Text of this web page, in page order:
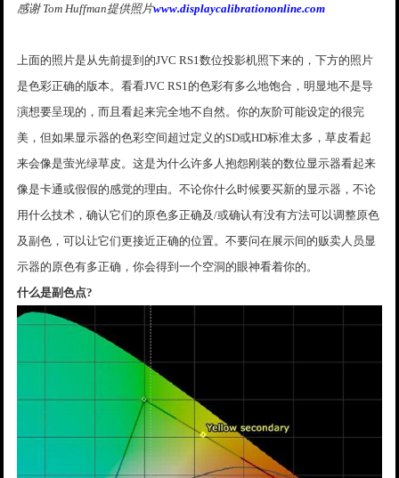
感谢 Tom Huffman提供照片www.displaycalibrationonline.com
上面的照片是从先前提到的JVC RS1数位投影机照下来的，下方的照片
是色彩正确的版本。看看JVC RS1的色彩有多么地饱合，明显地不是导
演想要呈现的，而且看起来完全地不自然。你的灰阶可能设定的很完
美，但如果显示器的色彩空间超过定义的SD或HD标准太多，草皮看起
来会像是萤光绿草皮。这是为什么许多人抱怨刚装的数位显示器看起来
像是卡通或假假的感觉的理由。不论你什么时候要买新的显示器，不论
用什么技术，确认它们的原色多正确及/或确认有没有方法可以调整原色
及副色，可以让它们更接近正确的位置。不要问在展示间的贩卖人员显
示器的原色有多正确，你会得到一个空洞的眼神看着你的。
什么是副色点?